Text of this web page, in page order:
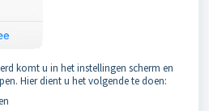
komt u in het instellingen scherm en
Hier dient u het volgende te doen: